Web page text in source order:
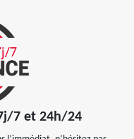
7j/7 et 24h/24